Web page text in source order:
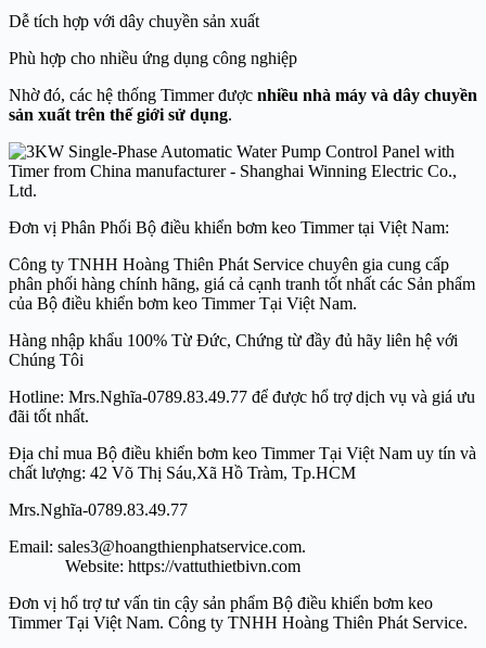
Dễ tích hợp với dây chuyền sản xuất
Phù hợp cho nhiều ứng dụng công nghiệp
Nhờ đó, các hệ thống Timmer được nhiều nhà máy và dây chuyền
sản xuất trên thế giới sử dụng.
Đơn vị Phân Phối Bộ điều khiển bơm keo Timmer tại Việt Nam:
Công ty TNHH Hoàng Thiên Phát Service chuyên gia cung cấp
phân phối hàng chính hãng, giá cả cạnh tranh tốt nhất các Sản phẩm
của Bộ điều khiển bơm keo Timmer Tại Việt Nam.
Hàng nhập khẩu 100% Từ Đức, Chứng từ đầy đủ hãy liên hệ với
Chúng Tôi
Hotline: Mrs.Nghĩa-0789.83.49.77 để được hổ trợ dịch vụ và giá ưu
đãi tốt nhất.
Địa chỉ mua Bộ điều khiển bơm keo Timmer Tại Việt Nam uy tín và
chất lượng: 42 Võ Thị Sáu,Xã Hồ Tràm, Tp.HCM
Mrs.Nghĩa-0789.83.49.77
Email: sales3@hoangthienphatservice.com.
Website: https://vattuthietbivn.com
Đơn vị hổ trợ tư vấn tin cậy sản phẩm Bộ điều khiển bơm keo
Timmer Tại Việt Nam. Công ty TNHH Hoàng Thiên Phát Service.